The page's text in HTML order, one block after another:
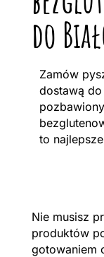
do
Zamów
dostawą do
to
Nie musisz
produktów
gotowaniem